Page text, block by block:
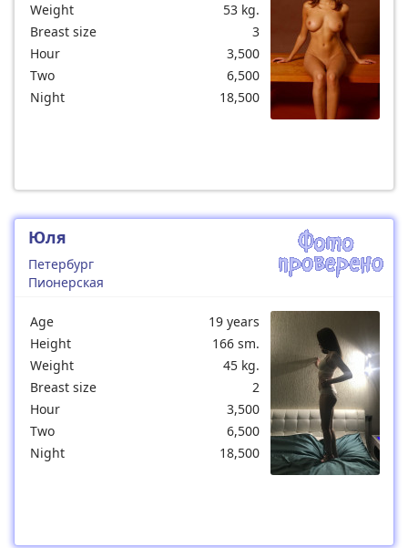
Weight
53 kg.
Breast size
3
Hour
3,500
Two
6,500
Night
18,500
Юля
Петербург
Пионерская
Age
19 years
Height
166 sm.
Weight
45 kg.
Breast size
2
Hour
3,500
Two
6,500
Night
18,500